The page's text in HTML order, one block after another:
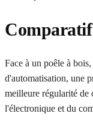
Comparatif
Face à un poêle à
d'automatisation, une
meilleure régularité de
l'électronique et du